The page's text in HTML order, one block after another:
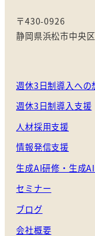
〒430-0926
静岡県浜松市中央
週休3日制導入への
週休3日制導入支援
人材採用支援
情報発信支援
生成AI研修・生成
セミナー
ブログ
会社概要